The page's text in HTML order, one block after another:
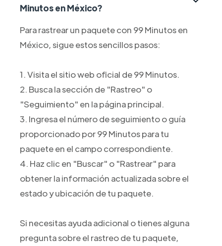
Minutos en México?
Para rastrear un paquete con 99 Minutos en
México, sigue estos sencillos pasos:
1. Visita el sitio web oficial de 99 Minutos.
2. Busca la sección de "Rastreo" o
"Seguimiento" en la página principal.
3. Ingresa el número de seguimiento o guía
proporcionado por 99 Minutos para tu
paquete en el campo correspondiente.
4. Haz clic en "Buscar" o "Rastrear" para
obtener la información actualizada sobre el
estado y ubicación de tu paquete.
Si necesitas ayuda adicional o tienes alguna
pregunta sobre el rastreo de tu paquete,